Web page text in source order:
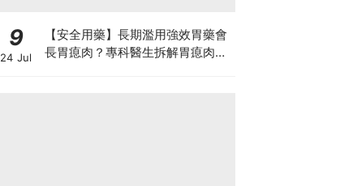
9
24 Jul
【安全用藥】長期濫用強效胃藥會
長胃瘜肉？專科醫生拆解胃瘜肉癌